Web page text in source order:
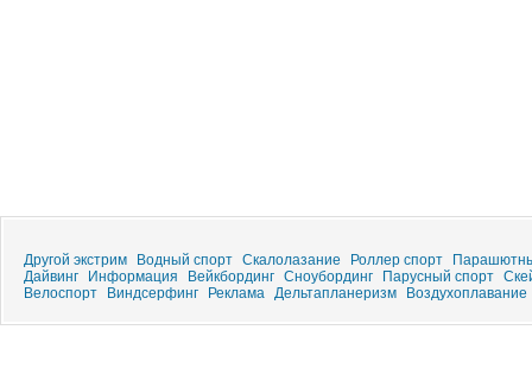
Другой экстрим Водный спорт Скалолазание Роллер спорт
Дайвинг
Информация Вейкбординг Сноубординг Парусный спорт
Велоспорт
Виндсерфинг Реклама Дельтапланеризм Воздухоплавание